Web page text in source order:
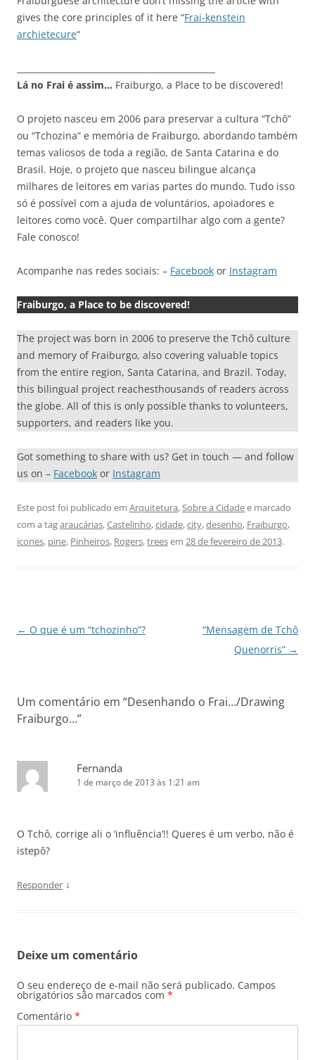
gives the core principles of it here “Frai-kenstein
archietecure“
Lá no Frai é assim… Fraiburgo, a Place to be discovered!
O projeto nasceu em 2006 para preservar a cultura “Tchô”
ou “Tchozina” e memória de Fraiburgo, abordando também
temas valiosos de toda a região, de Santa Catarina e do
Brasil. Hoje, o projeto que nasceu bilingue alcança
milhares de leitores em varias partes do mundo. Tudo isso
só é possível com a ajuda de voluntários, apoiadores e
leitores como você. Quer compartilhar algo com a gente?
Fale conosco!
Acompanhe nas redes sociais: – Facebook or Instagram
Fraiburgo, a Place to be discovered!
The project was born in 2006 to preserve the Tchô culture
and memory of Fraiburgo, also covering valuable topics
from the entire region, Santa Catarina, and Brazil. Today,
this bilingual project reachesthousands of readers across
the globe. All of this is only possible thanks to volunteers,
supporters, and readers like you.
Got something to share with us? Get in touch — and follow
us on – Facebook or Instagram
Este post foi publicado em Arquitetura, Sobre a Cidadee marcado
com a tagaraucárias,Castelinho,cidade,city,desenho, Fraiburgo,
icones, pine, Pinheiros, Rogers,treesem 28 de fevereiro de 2013.
Navegação
← O que é um “tchozinho”?
“Mensagem de Tchô
Quenorris” →
Um comentário em “Desenhando o Frai…/Drawing
Fraiburgo…”
Fernanda
1 de março de 2013 às 1:21 am
O Tchô, corrige ali o ‘influência’!! Queres é um verbo, não é
istepô?
Responder ↓
Deixe um comentário
O seu endereço de e-mail não será publicado. Campos
obrigatórios são marcados com *
Comentário *